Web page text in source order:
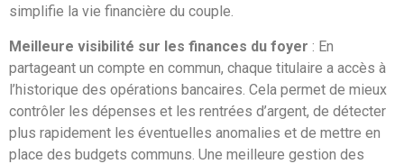
simplifie la vie financière du couple.
Meilleure visibilité sur les finances du foyer : En
partageant un compte en commun, chaque titulaire a accès à
l’historique des opérations bancaires. Cela permet de mieux
contrôler les dépenses et les rentrées d’argent, de détecter
plus rapidement les éventuelles anomalies et de mettre en
place des budgets communs. Une meilleure gestion des